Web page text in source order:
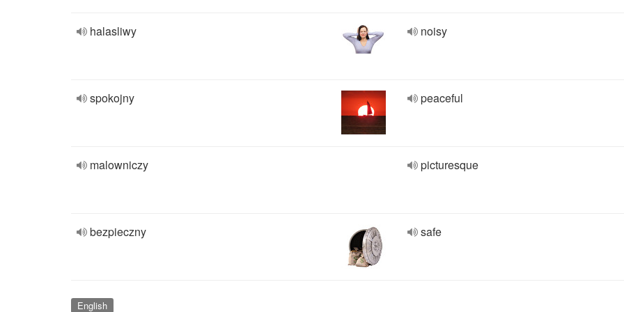
halasliwy noisy
spokojny peaceful
malowniczy picturesque
bezpieczny safe
English